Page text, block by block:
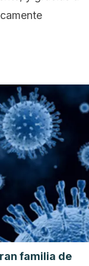
familia de